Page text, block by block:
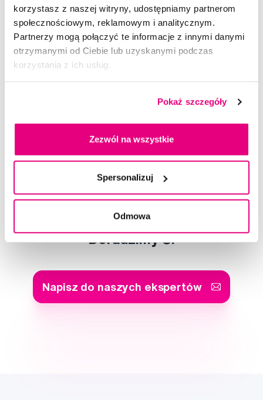
korzystasz z naszej witryny, udostępniamy partnerom
społecznościowym, reklamowym i analitycznym.
Partnerzy mogą połączyć te informacje z innymi danymi
otrzymanymi od Ciebie lub uzyskanymi podczas
korzystania z ich usług.
Pokaż szczegóły
Zezwól na wszystkie
Spersonalizuj
Odmowa
kosmetyczce.
Limitowana edycja Vintage Rose – zestaw jest świetnym
pomysłem na prezent.
Ocena
Doradzimy Ci
Napisz do naszych ekspertów